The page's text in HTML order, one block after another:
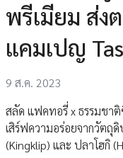
พรีเมียม ส่ง
แคมเปญ
9 ส.ค. 2023
สลัด แฟคทอรี่ x ธรรมชา
เสิร์ฟความอร่อยจากวัตถุ
(Kingklip) และ ปลาโฮกิ